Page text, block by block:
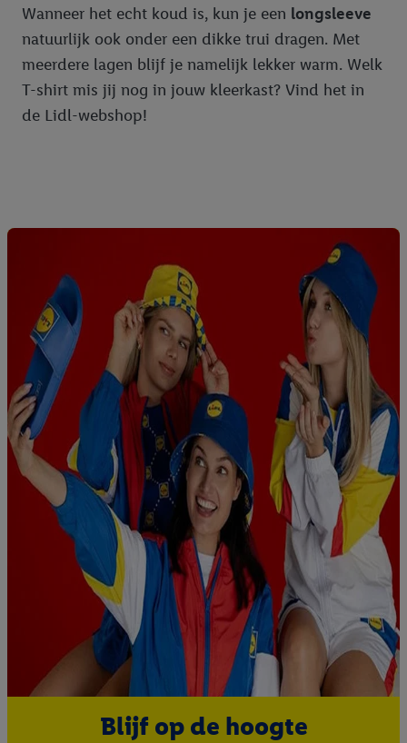
Wanneer het echt koud is, kun je een longsleeve
natuurlijk ook onder een dikke trui dragen. Met
meerdere lagen blijf je namelijk lekker warm. Welk
T-shirt mis jij nog in jouw kleerkast? Vind het in
de Lidl-webshop!
Blijf op de hoogte